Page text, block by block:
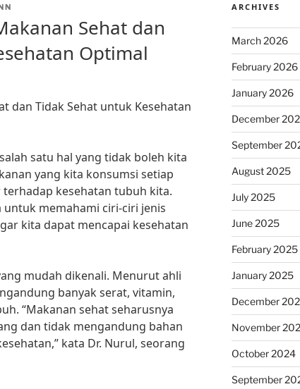
Sehat dan
Optimal
dan Tidak Sehat untuk Kesehatan
satu hal yang tidak boleh kita
yang kita konsumsi setiap
kesehatan tubuh kita.
memahami ciri-ciri jenis
kita dapat mencapai kesehatan
mudah dikenali. Menurut ahli
banyak serat, vitamin,
“Makanan sehat seharusnya
dan tidak mengandung bahan
kata Dr. Nurul, seorang
ARCHIVES
March 2026
February 2026
January 2026
December
September
August 2025
July 2025
June 2025
February 2025
January 2025
December
November
October 2024
September